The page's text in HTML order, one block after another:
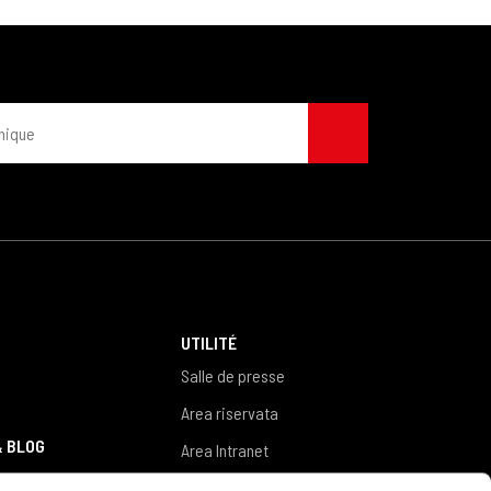
BLOG
UTILITÉ
Salle de presse
Area riservata
Area Intranet